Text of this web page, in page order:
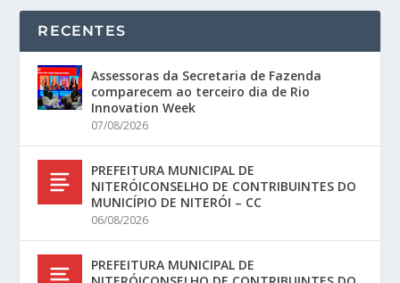
RECENTES
Assessoras da Secretaria de Fazenda
comparecem ao terceiro dia de Rio
Innovation Week
07/08/2026
PREFEITURA MUNICIPAL DE
NITERÓICONSELHO DE CONTRIBUINTES DO
MUNICÍPIO DE NITERÓI – CC
06/08/2026
PREFEITURA MUNICIPAL DE